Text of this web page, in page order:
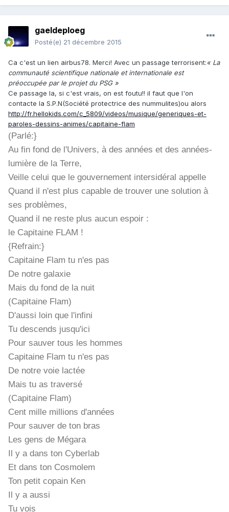
gaeldeploeg
Posté(e) 21 décembre 2015
Ca c'est un lien airbus78. Merci! Avec un passage terrorisent:« La
communauté scientifique nationale et internationale est
préoccupée par le projet du PSG »
Ce passage la, si c'est vrais, on est foutu!! il faut que l'on
contacte la S.P.N(Société protectrice des nummulites)ou alors
http://fr.hellokids.com/c_5809/videos/musique/generiques-et-
paroles-dessins-animes/capitaine-flam
(Parlé:}
Au fin fond de l'Univers, à des années et des années-
lumière de la Terre,
Veille celui que le gouvernement intersidéral appelle
Quand il n'est plus capable de trouver une solution à
ses problèmes,
Quand il ne reste plus aucun espoir :
le Capitaine FLAM !
{Refrain:}
Capitaine Flam tu n'es pas
De notre galaxie
Mais du fond de la nuit
(Capitaine Flam)
D'aussi loin que l'infini
Tu descends jusqu'ici
Pour sauver tous les hommes
Capitaine Flam tu n'es pas
De notre voie lactée
Mais tu as traversé
(Capitaine Flam)
Cent mille millions d'années
Pour sauver de ton bras
Les gens de Mégara
Il y a dans ton Cyberlab
Et dans ton Cosmolem
Ton petit copain Ken
Il y a aussi
Tu vois